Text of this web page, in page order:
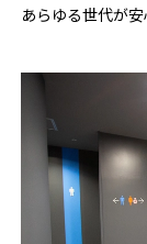
あらゆる世代が